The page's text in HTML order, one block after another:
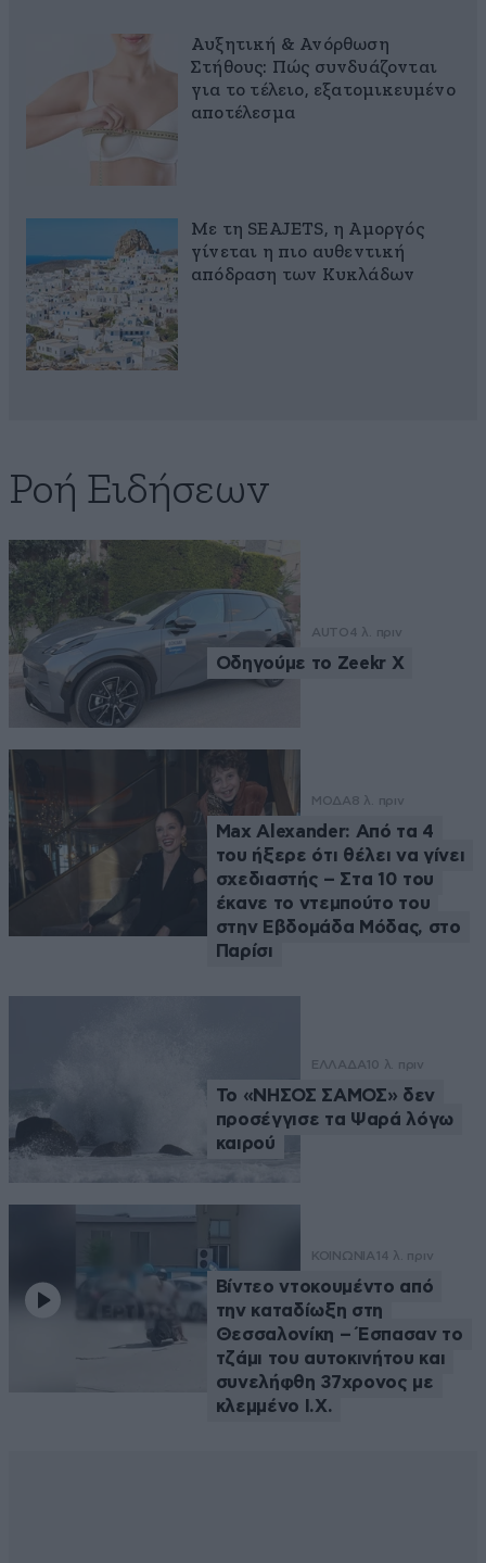
Αυξητική & Ανόρθωση
Στήθους: Πώς συνδυάζονται
για το τέλειο, εξατομικευμένο
αποτέλεσμα
Με τη SEAJETS, η Αμοργός
γίνεται η πιο αυθεντική
απόδραση των Κυκλάδων
Ροή Ειδήσεων
AUTO4 λ. πριν
Οδηγούμε το Zeekr X
ΜΟΔΑ8 λ. πριν
Max Alexander: Από τα 4
του ήξερε ότι θέλει να γίνει
σχεδιαστής – Στα 10 του
έκανε το ντεμπούτο του
στην Εβδομάδα Μόδας, στο
Παρίσι
ΕΛΛΑΔΑ 10 λ. πριν
Το «ΝΗΣΟΣ ΣΑΜΟΣ» δεν
προσέγγισε τα Ψαρά λόγω
καιρού
ΚΟΙΝΩΝΙΑ 14 λ. πριν
Βίντεο ντοκουμέντο από
την καταδίωξη στη
Θεσσαλονίκη – Έσπασαν το
τζάμι του αυτοκινήτου και
συνελήφθη 37χρονος με
κλεμμένο Ι.Χ.